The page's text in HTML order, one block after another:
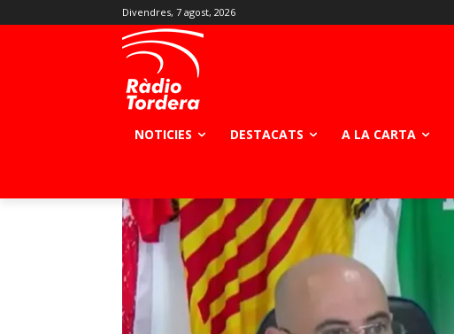
Divendres, 7 agost, 2026
NOTICIES DESTACATS A LA CARTA